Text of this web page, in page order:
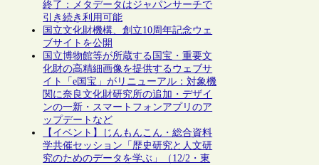
終了：メタデータはジャパンサーチで
引き続き利用可能
国立文化財機構、創立10周年記念ウェ
ブサイトを公開
国立博物館等が所蔵する国宝・重要文
化財の高精細画像を提供するウェブサ
イト「e国宝」がリニューアル：対象機
関に奈良文化財研究所の追加・デザイ
ンの一新・スマートフォンアプリのア
ップデートなど
【イベント】じんもんこん・総合資料
学共催セッション「歴史研究と人文研
究のためのデータを学ぶ」（12/2・東